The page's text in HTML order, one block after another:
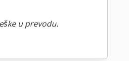
u prevodu.